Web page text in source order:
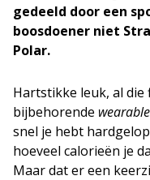
gedeeld door een
boosdoener niet
Polar.
Hartstikke leuk, al
bijbehorende
snel je hebt
hoeveel calorieën je
Maar dat er een